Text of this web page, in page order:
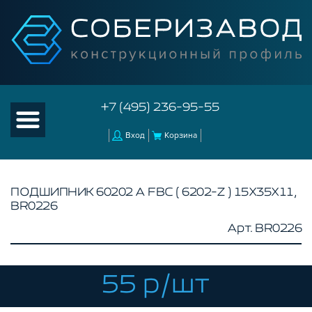
+7 (495) 236-95-55
Вход Корзина
КОНСТРУКЦИОННЫЙ ПРОФИЛЬ
КОМПЛЕКТУЮЩИЕ К ЧПУ
АКСЕССУАРЫ ДЛЯ V-ПАЗА
ПОДШИПНИК 60202 А FBC ( 6202-Z ) 15Х35Х11,
BR0226
Арт. BR0226
55 р/шт